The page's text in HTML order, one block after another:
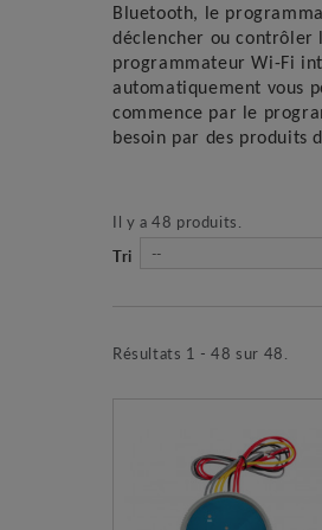
Bluetooth, le
déclencher ou contrôler
programmateur Wi-Fi
automatiquement vous
commence par le
besoin par des produits
Il y a 48 produits.
Tri --
Résultats 1 - 48 sur 48.